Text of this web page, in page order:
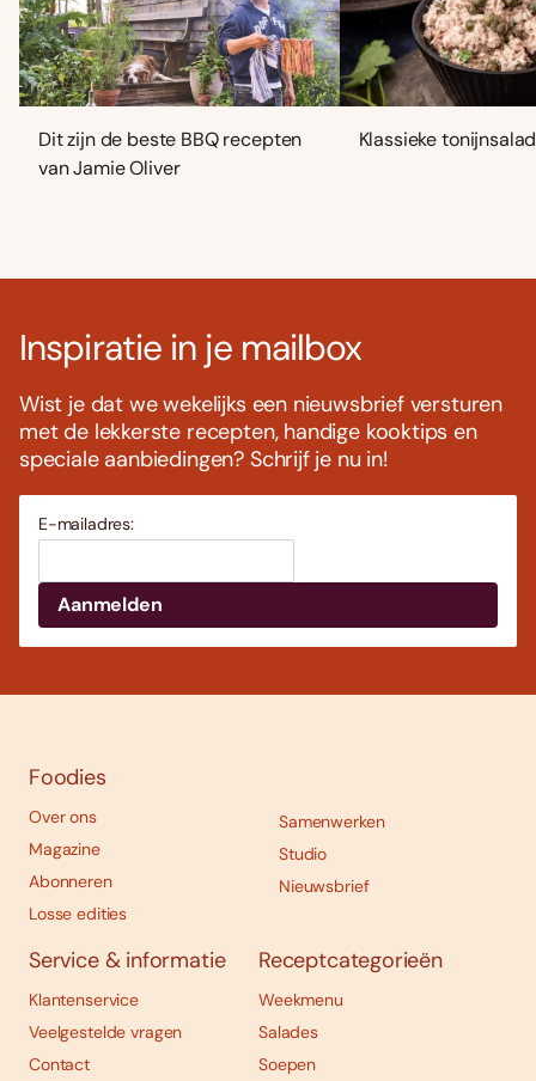
Dit zijn de beste BBQ recepten
van Jamie Oliver
Klassieke
Inspiratie in je mailbox
Wist je dat we wekelijks een nieuwsbrief versturen
met de lekkerste recepten, handige kooktips en
speciale aanbiedingen? Schrijf je nu in!
E-mailadres:
Foodies
Over ons
Magazine
Abonneren
Losse edities
Samenwerken
Studio
Nieuwsbrief
Service & informatie
Klantenservice
Veelgestelde vragen
Contact
Receptcategorieën
Weekmenu
Salades
Soepen